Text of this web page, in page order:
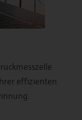
effizienten